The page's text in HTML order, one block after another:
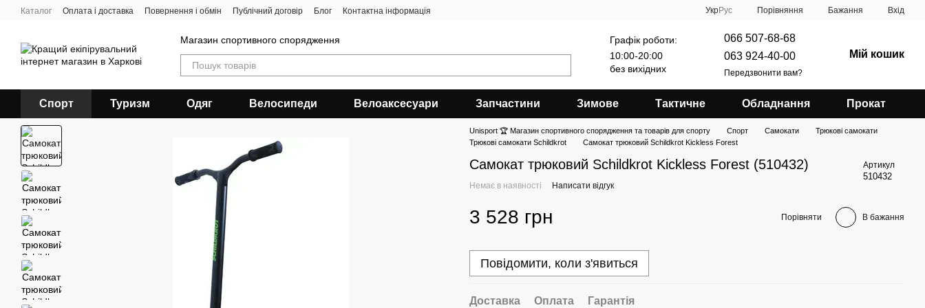
Перейти до основного контенту
Каталог Оплата і доставка Повернення і обмін Публічний договір Блог Контактна інформація УкрРус Порівняння Бажання Вхід
Магазин спортивного спорядження
Графік роботи:
10:00-20:00
без вихідних
066 507-68-68
063 924-40-00
Передзвонити вам?
Мій кошик
Спорт Туризм Одяг Велосипеди Велоаксесуари Запчастини Зимове Тактичне Обладнання Прокат
Unisport 🏆 Магазин спортивного спорядження та товарів для спорту Спорт Самокати
Трюкові самокати
Трюкові самокати Schildkrot
Самокат трюковий Schildkrot Kickless Forest
Самокат трюковий Schildkrot Kickless Forest (510432) Артикул
510432
Немає в наявності Написати відгук
3 528 грн Порівняти В бажання
Повідомити, коли з'явиться
Доставка Оплата Гарантія